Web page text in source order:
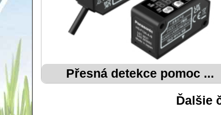
Přesná detekce pomoc ...
Ďalšie